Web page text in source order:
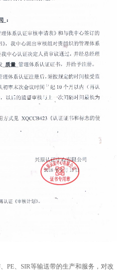
PE、SIR等输送带的生产和服务，对改